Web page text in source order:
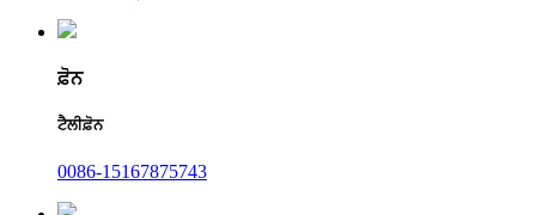
ਫ਼ੋਨ
ਟੈਲੀਫ਼ੋਨ
0086-15167875743